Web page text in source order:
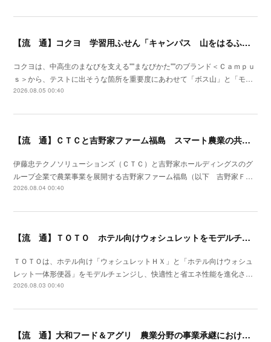
【流 通】コクヨ 学習用ふせん「キャンパス 山をはるふせん」発売
コクヨは、中高生のまなびを支える""まなびかた""のブランド＜Ｃａｍｐｕ
ｓ＞から、テストに出そうな箇所を重要度にあわせて「ボス山」と「モ…
2026.08.05 00:40
【流 通】ＣＴＣと吉野家ファーム福島 スマート農業の共同研究を開始
伊藤忠テクノソリューションズ（ＣＴＣ）と吉野家ホールディングスのグ
ループ企業で農業事業を展開する吉野家ファーム福島（以下 吉野家Ｆ…
2026.08.04 00:40
【流 通】ＴＯＴＯ ホテル向けウォシュレットをモデルチェン
ＴＯＴＯは、ホテル向け「ウォシュレットＨＸ」と「ホテル向けウォシュ
レット一体形便器」をモデルチェンジし、快適性と省エネ性能を進化さ…
2026.08.03 00:40
【流 通】大和フード＆アグリ 農業分野の事業承継における支援サービスを開始